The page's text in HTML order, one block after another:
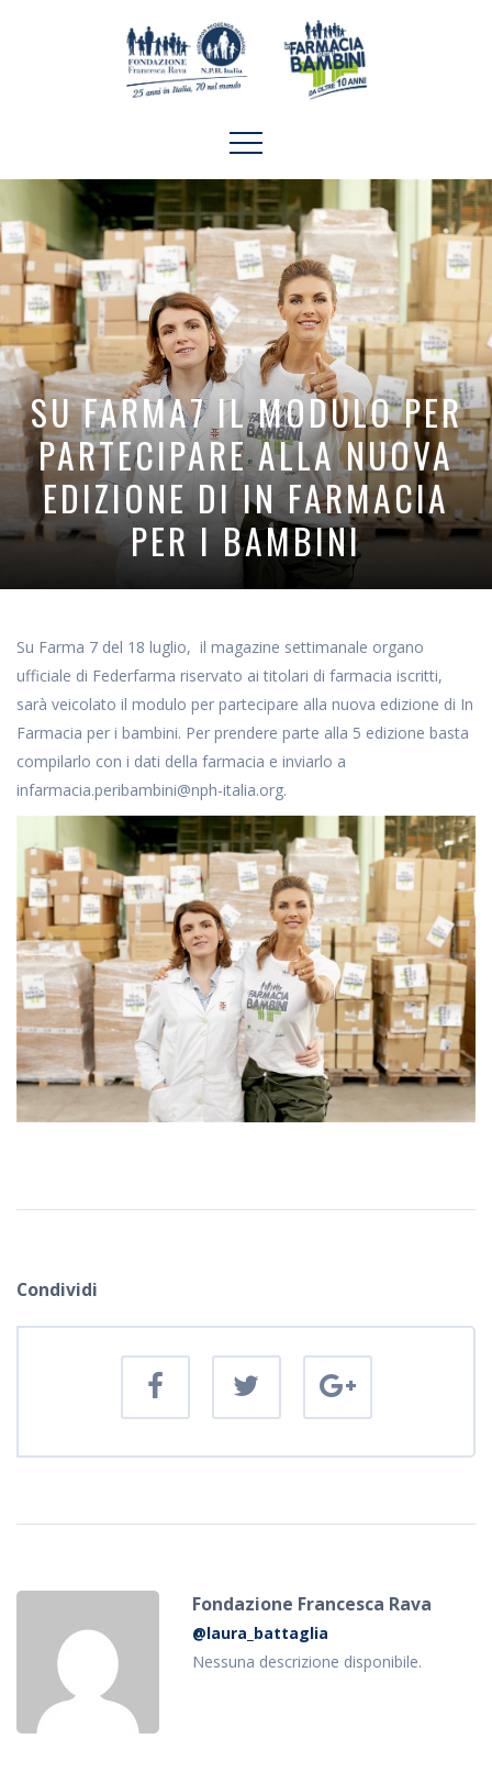
SU FARMA7 IL MODULO PER
PARTECIPARE ALLA NUOVA
EDIZIONE DI IN FARMACIA
PER I BAMBINI
Su Farma 7 del 18 luglio, il magazine settimanale organo
ufficiale di Federfarma riservato ai titolari di farmacia iscritti,
sarà veicolato il modulo per partecipare alla nuova edizione di In
Farmacia per i bambini. Per prendere parte alla 5 edizione basta
compilarlo con i dati della farmacia e inviarlo a
infarmacia.peribambini@nph-italia.org.
Condividi
Fondazione Francesca Rava
@laura_battaglia
Nessuna descrizione disponibile.